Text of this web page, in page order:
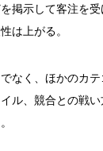
掲示して客注を
は上がる。
なく、ほかのカ
ル、競合との戦